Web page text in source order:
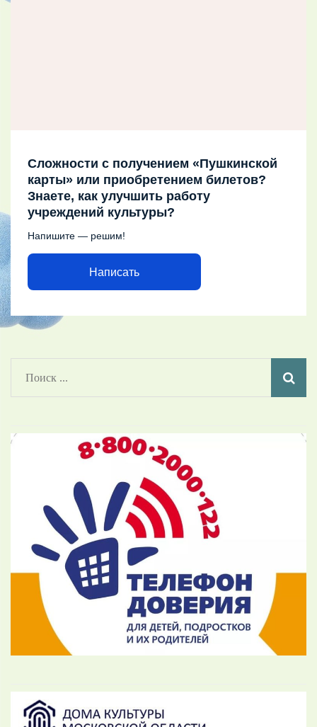
Сложности с получением «Пушкинской
карты» или приобретением билетов?
Знаете, как улучшить работу
учреждений культуры?
Напишите — решим!
Написать